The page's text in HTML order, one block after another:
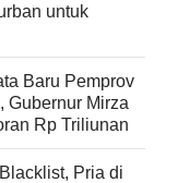
untuk
Baru Pemprov
Gubernur Mirza
Rp Triliunan
Pria di